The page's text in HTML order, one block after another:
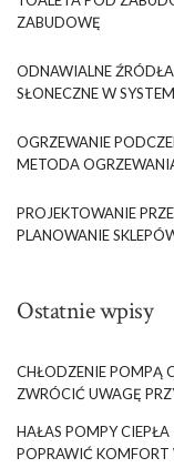
ZABUDOWĘ
ODNAWIALNE
SŁONECZNE W
OGRZEWANIE
METODA
PROJEKTOWANIE
PLANOWANIE
Ostatnie wpisy
CHŁODZENIE POMPĄ
ZWRÓCIĆ UWAGĘ
HAŁAS POMPY
POPRAWIĆ